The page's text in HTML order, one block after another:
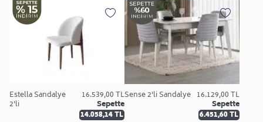
Estella Sandalye
2'li
16.539,00 TL
Sepette
14.058,14 TL
Sense 2'li Sandalye 16.129,00 TL
Sepette
6.451,60 TL